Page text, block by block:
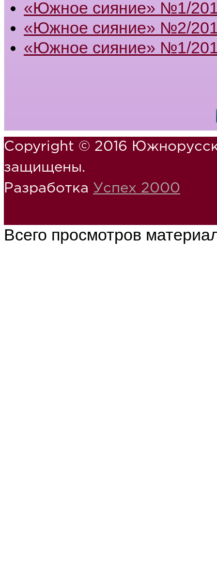
«Южное сияние» №1/
«Южное сияние» №2/
«Южное сияние» №1/
Copyright © 2016
защищены.
Разработка Успех 2000
Всего просмотров